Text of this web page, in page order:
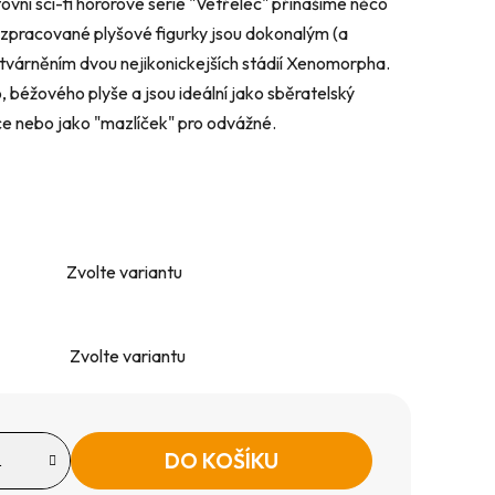
plyšové figurky jsou dokonalým (a
dvou nejikonickejších stádií Xenomorpha.
béžového plyše a jsou ideální jako sběratelský
nebo jako "mazlíček" pro odvážné.
Zvolte variantu
Zvolte variantu
DO KOŠÍKU